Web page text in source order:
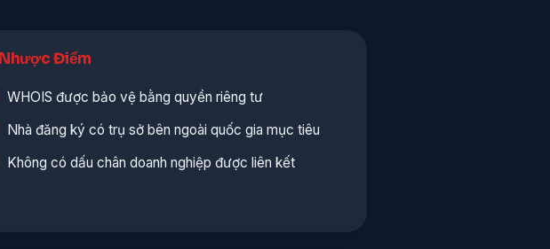
Nhược Điểm
WHOIS được bảo vệ bằng quyền riêng tư
Nhà đăng ký có trụ sở bên ngoài quốc gia mục tiêu
Không có dấu chân doanh nghiệp được liên kết